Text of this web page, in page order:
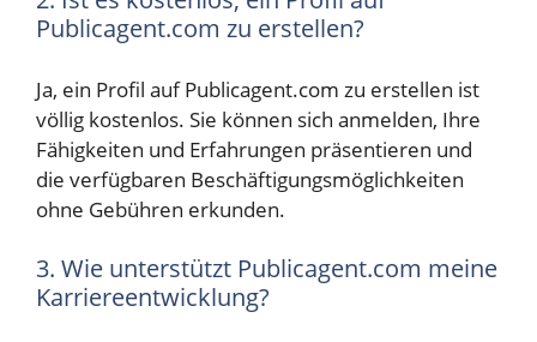
Publicagent.com zu erstellen?
Ja, ein Profil auf Publicagent.com zu erstellen ist
völlig kostenlos. Sie können sich anmelden, Ihre
Fähigkeiten und Erfahrungen präsentieren und
die verfügbaren Beschäftigungsmöglichkeiten
ohne Gebühren erkunden.
3. Wie unterstützt Publicagent.com meine
Karriereentwicklung?